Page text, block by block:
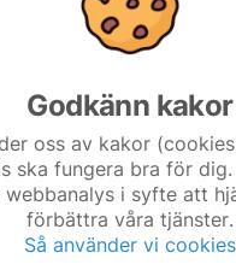
av laget 2 juni 17.30
17/5 Gullringsplan
fotbollen igång!
20:45 0
Godkänn kakor
oss av kakor
ska fungera bra för dig.
webbanalys i syfte att
förbättra våra tjänster.
Så använder vi cookies